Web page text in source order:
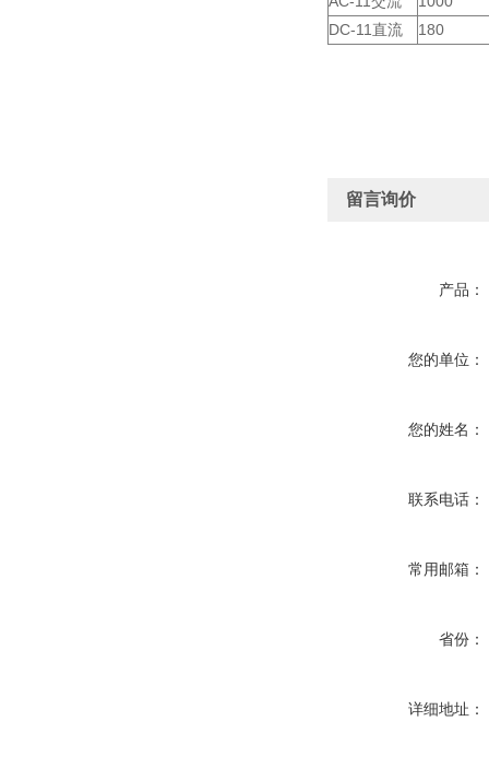
DC-11直流
180
留言询价
产品：
您的单位：
您的姓名：
联系电话：
常用邮箱：
省份：
详细地址：